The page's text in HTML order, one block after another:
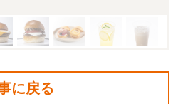
に戻る